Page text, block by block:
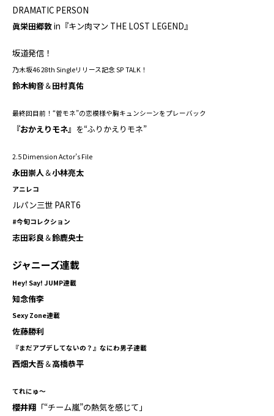
DRAMATIC PERSON
眞栄田郷敦in『キン肉マン THE LOST LEGEND』
坂道発信！
乃木坂46 28th Singleリリース記念 SP TALK！
鈴木絢音＆田村真佑
最終回目前！“菅モネ”の恋模様や胸キュンシーンをプレーバック
『おかえりモネ』 を“ふりかえりモネ”
2.5 Dimension Actor’s File
永田崇人 ＆小林亮太
アニレコ
ルパン三世 PART6
#今旬コレクション
志田彩良 ＆鈴鹿央士
ジャニーズ連載
Hey! Say! JUMP連載
知念侑李
Sexy Zone連載
佐藤勝利
『まだアプデしてないの？』なにわ男子連載
西畑大吾＆高橋恭平
てれにゅ～
櫻井翔 「“チーム嵐”の熱気を感じて」